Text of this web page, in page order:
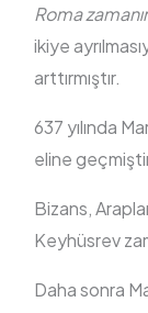
Roma
ikiye
arttırmıştır.
637 yılında
eline
Bizans,
Keyhüsrev
Daha sonra